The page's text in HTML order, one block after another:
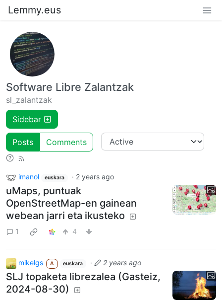
Lemmy.eus
Software Libre Zalantzak
sl_zalantzak
Sidebar
Posts Comments
imanol euskara · 2 years ago
uMaps, puntuak
OpenStreetMap-en gainean
webean jarri eta ikusteko
1 4
mikelgs A euskara · 2 years ago
SLJ topaketa librezalea (Gasteiz,
2024-08-30)